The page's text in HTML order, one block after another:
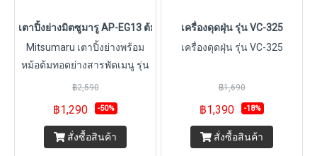
เตาปิ้งย่างมิตซูมารู AP-EG13 ต้ม ผัด ปิ้ง ย่าง
Mitsumaru เตาปิ้งย่างพร้อม
หม้อต้มทอดย่างสารพัดเมนู รุ่น
AP-EG13 (สีเขียวเหนียวทรัพย์)
฿2,590
฿1,290 -50%
สั่งซื้อสินค้า
เครื่องดุดฝุ่น รุ่น VC-325
เครื่องดุดฝุ่น รุ่น VC-325
฿1,690
฿1,390 -18%
สั่งซื้อสินค้า